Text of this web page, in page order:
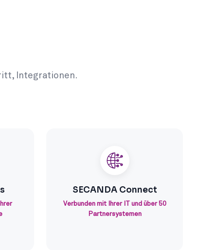
Integrationen.
SECANDA Connect
Verbunden mit Ihrer IT und über 50
Partnersystemen